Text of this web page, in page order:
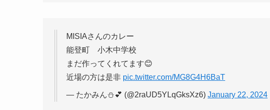
MISIAさんのカレー
能登町 小木中学校
まだ作ってくれてます😊
近場の方は是非 pic.twitter.com/MG8G4H6BaT
— たかみん⛄️💕 (@2raUD5YLqGksXz6) January 22, 2024